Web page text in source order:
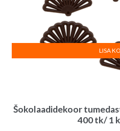
Šokolaadidekoor
400 tk/ 1
LISA